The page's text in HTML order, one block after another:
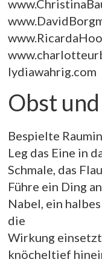
lydiawahrig.com
Obst
Bespielte
Leg das Eine in
Schmale, das
Führe ein Ding
Nabel, ein
die
Wirkung
knöcheltief